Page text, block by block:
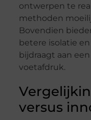
ontwerpen te
methoden
Bovendien
betere isolatie
bijdraagt aan
voetafdruk.
versus